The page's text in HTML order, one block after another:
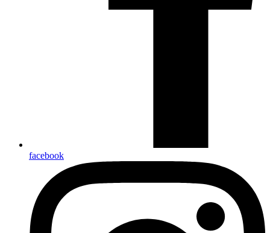
facebook